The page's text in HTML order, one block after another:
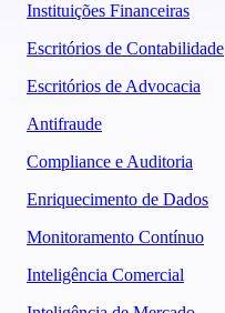
Instituições Financeiras
Escritórios de Contabilidade
Escritórios de Advocacia
Antifraude
Compliance e Auditoria
Enriquecimento de Dados
Monitoramento Contínuo
Inteligência Comercial